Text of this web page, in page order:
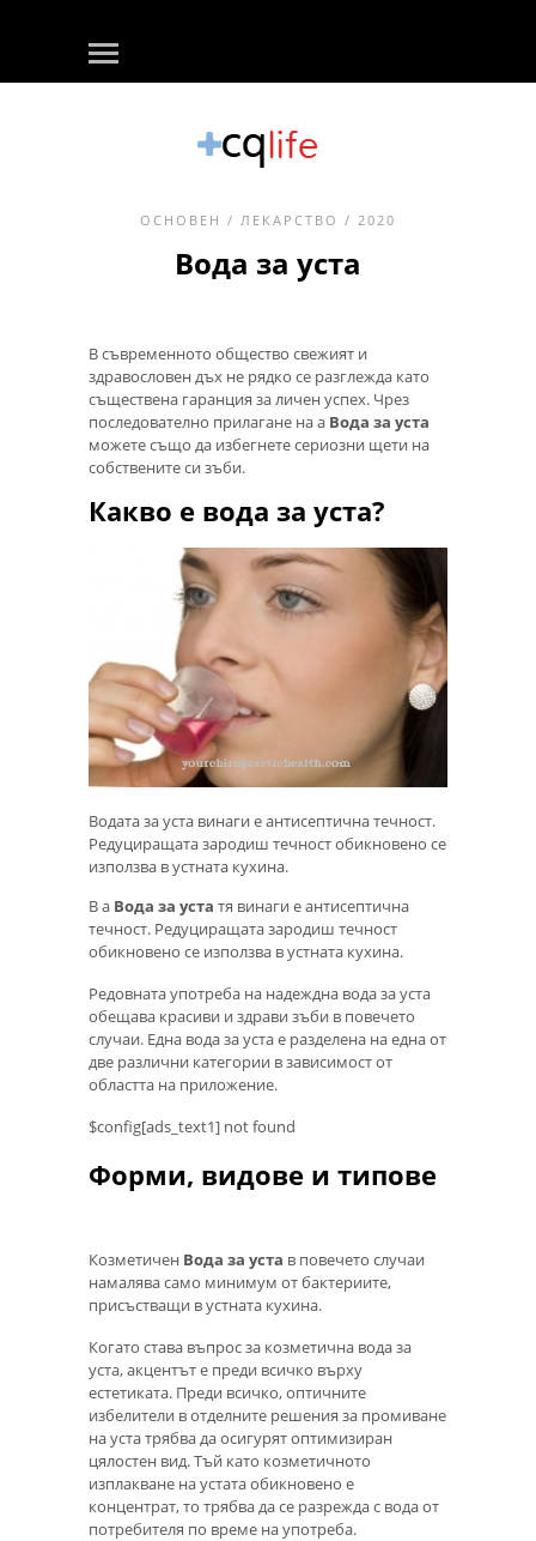
ОСНОВЕН / ЛЕКАРСТВО / 2020
Вода за уста
В съвременното общество свежият и
здравословен дъх не рядко се разглежда като
съществена гаранция за личен успех. Чрез
последователно прилагане на a Вода за уста
можете също да избегнете сериозни щети на
собствените си зъби.
Какво е вода за уста?
Водата за уста винаги е антисептична течност.
Редуциращата зародиш течност обикновено се
използва в устната кухина.
В a Вода за уста тя винаги е антисептична
течност. Редуциращата зародиш течност
обикновено се използва в устната кухина.
Редовната употреба на надеждна вода за уста
обещава красиви и здрави зъби в повечето
случаи. Една вода за уста е разделена на една от
две различни категории в зависимост от
областта на приложение.
$config[ads_text1] not found
Форми, видове и типове
Козметичен Вода за уста в повечето случаи
намалява само минимум от бактериите,
присъстващи в устната кухина.
Когато става въпрос за козметична вода за
уста, акцентът е преди всичко върху
естетиката. Преди всичко, оптичните
избелители в отделните решения за промиване
на уста трябва да осигурят оптимизиран
цялостен вид. Тъй като козметичното
изплакване на устата обикновено е
концентрат, то трябва да се разрежда с вода от
потребителя по време на употреба.